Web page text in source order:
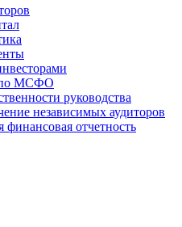
по МСФО
руководства
независимых аудиторов
отчетность